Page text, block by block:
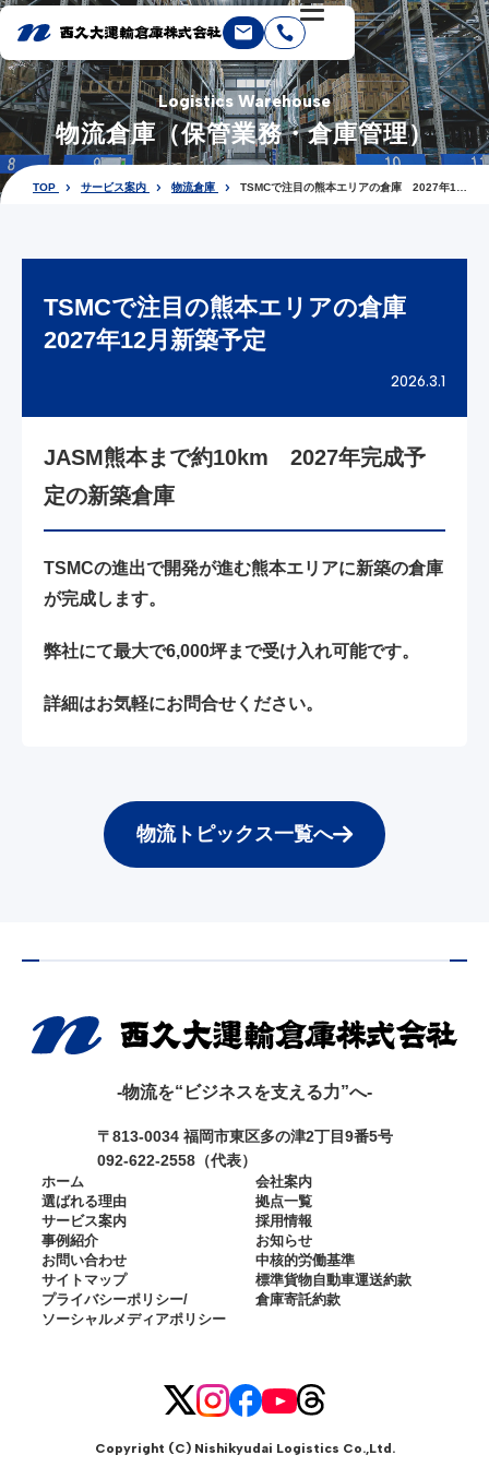
Logistics Warehouse
物流倉庫（保管業務・倉庫管理）
TOP サービス案内 物流倉庫
TSMCで注目の熊本エリアの倉庫 2027年12
TSMCで注目の熊本エリアの倉庫
2027年12月新築予定
2026.3.1
JASM熊本まで約10km 2027年完成予
定の新築倉庫
TSMCの進出で開発が進む熊本エリアに新築の倉庫
が完成します。
弊社にて最大で6,000坪まで受け入れ可能です。
詳細はお気軽にお問合せください。
物流トピックス一覧へ
-物流を“ビジネスを支える力”へ-
〒813-0034 福岡市東区多の津2丁目9番5号
092-622-2558（代表）
ホーム
選ばれる理由
サービス案内
事例紹介
会社案内
拠点一覧
採用情報
お知らせ
お問い合わせ
サイトマップ
プライバシーポリシー/
ソーシャルメディアポリシー
中核的労働基準
標準貨物自動車運送約款
倉庫寄託約款
Copyright (C) Nishikyudai Logistics Co.,Ltd.